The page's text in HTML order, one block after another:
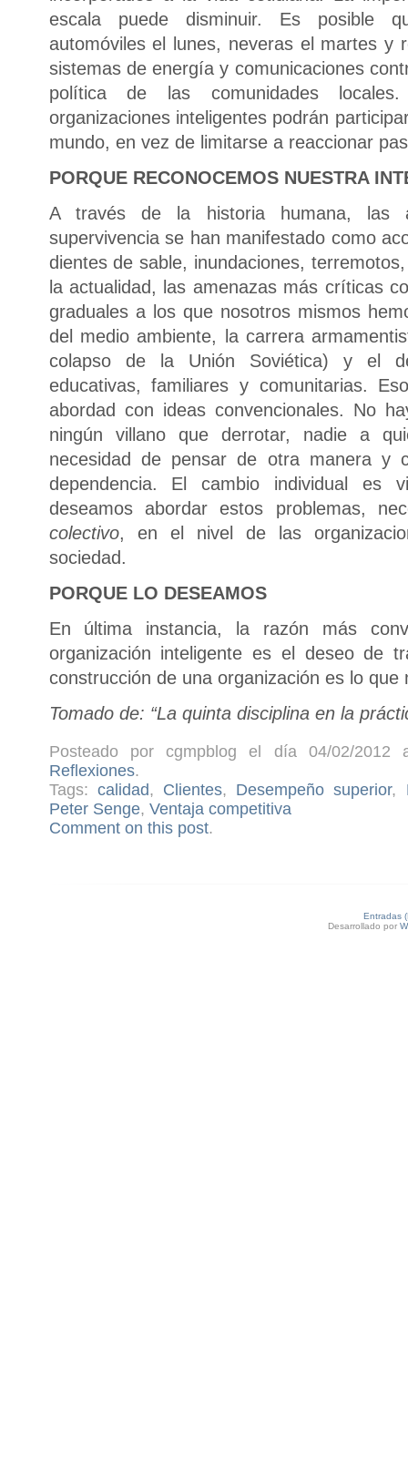
escala puede disminuir. Es posible
automóviles el lunes, neveras el martes y
sistemas de energía y comunicaciones
política de las comunidades
organizaciones inteligentes podrán
mundo, en vez de limitarse a reaccionar
PORQUE RECONOCEMOS NUESTRA
A través de la historia humana, las
supervivencia se han manifestado como
dientes de sable, inundaciones,
la actualidad, las amenazas más críticas
graduales a los que nosotros mismos
del medio ambiente, la carrera
colapso de la Unión Soviética) y el
educativas, familiares y comunitarias.
abordad con ideas convencionales. No
ningún villano que derrotar, nadie a
necesidad de pensar de otra manera y
dependencia. El cambio individual es
deseamos abordar estos problemas,
colectivo, en el nivel de las
sociedad.
PORQUE LO DESEAMOS
En última instancia, la razón más
organización inteligente es el deseo de
construcción de una organización es lo que
Tomado de: “La quinta disciplina en la
Posteado por cgmpblog el día 04/02/
Reflexiones.
Tags: calidad, Clientes, Desempeño superior,
Peter Senge, Ventaja competitiva
Comment on this post.
Entradas
Desarrollado por